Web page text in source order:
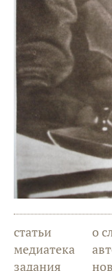
статьи
медиатека
задания
о